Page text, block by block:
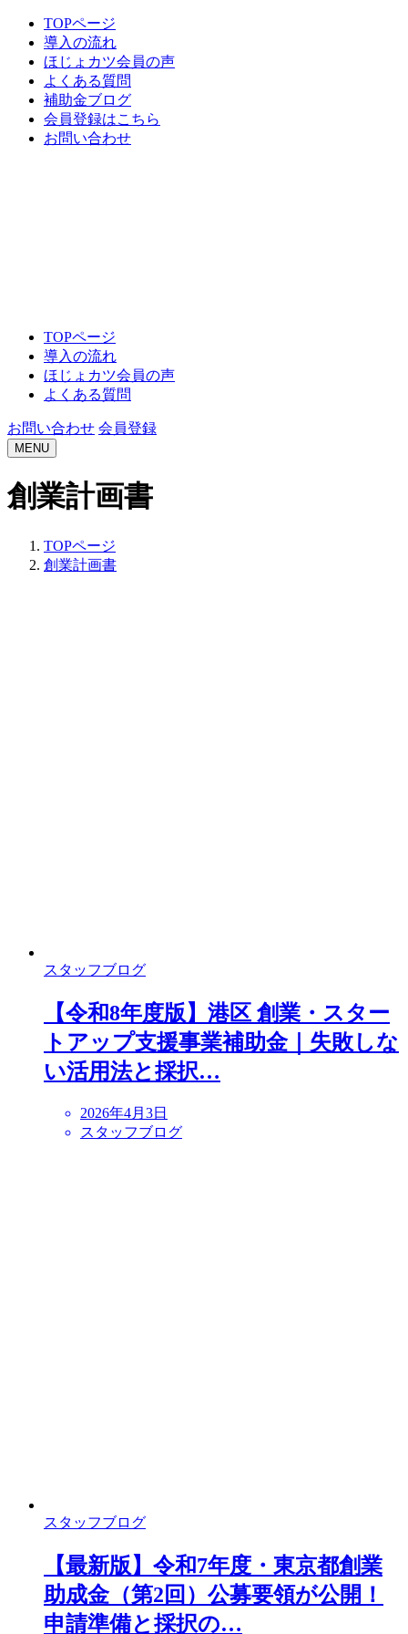
TOPページ
導入の流れ
ほじょカツ会員の声
よくある質問
補助金ブログ
会員登録はこちら
お問い合わせ
TOPページ
導入の流れ
ほじょカツ会員の声
よくある質問
お問い合わせ 会員登録
MENU
創業計画書
TOPページ
創業計画書
スタッフブログ
【令和8年度版】港区 創業・スター
トアップ支援事業補助金｜失敗しな
い活用法と採択…
2026年4月3日
スタッフブログ
スタッフブログ
【最新版】令和7年度・東京都創業
助成金（第2回）公募要領が公開！
申請準備と採択の…